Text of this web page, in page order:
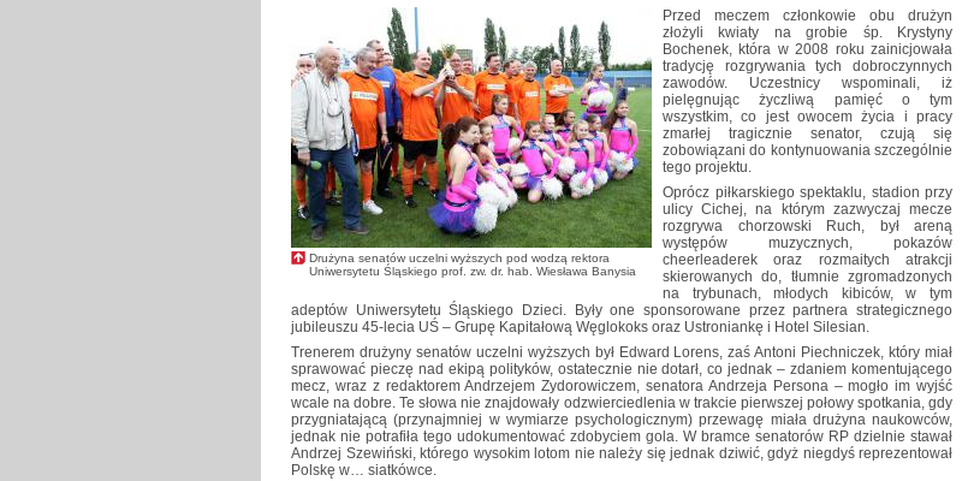
Drużyna senatów uczelni wyższych pod wodzą rektora
Uniwersytetu Śląskiego prof. zw. dr. hab. Wiesława Banysia
Przed meczem członkowie obu drużyn
złożyli kwiaty na grobie śp. Krystyny
Bochenek, która w 2008 roku zainicjowała
tradycję rozgrywania tych dobroczynnych
zawodów. Uczestnicy wspominali, iż
pielęgnując życzliwą pamięć o tym
wszystkim, co jest owocem życia i pracy
zmarłej tragicznie senator, czują się
zobowiązani do kontynuowania szczególnie
tego projektu.
Oprócz piłkarskiego spektaklu, stadion przy
ulicy Cichej, na którym zazwyczaj mecze
rozgrywa chorzowski Ruch, był areną
występów muzycznych, pokazów
cheerleaderek oraz rozmaitych atrakcji
skierowanych do, tłumnie zgromadzonych
na trybunach, młodych kibiców, w tym
adeptów Uniwersytetu Śląskiego Dzieci. Były one sponsorowane przez partnera strategicznego
jubileuszu 45-lecia UŚ – Grupę Kapitałową Węglokoks oraz Ustroniankę i Hotel Silesian.
Trenerem drużyny senatów uczelni wyższych był Edward Lorens, zaś Antoni Piechniczek, który miał
sprawować pieczę nad ekipą polityków, ostatecznie nie dotarł, co jednak – zdaniem komentującego
mecz, wraz z redaktorem Andrzejem Zydorowiczem, senatora Andrzeja Persona – mogło im wyjść
wcale na dobre. Te słowa nie znajdowały odzwierciedlenia w trakcie pierwszej połowy spotkania, gdy
przygniatającą (przynajmniej w wymiarze psychologicznym) przewagę miała drużyna naukowców,
jednak nie potrafiła tego udokumentować zdobyciem gola. W bramce senatorów RP dzielnie stawał
Andrzej Szewiński, którego wysokim lotom nie należy się jednak dziwić, gdyż niegdyś reprezentował
Polskę w… siatkówce.